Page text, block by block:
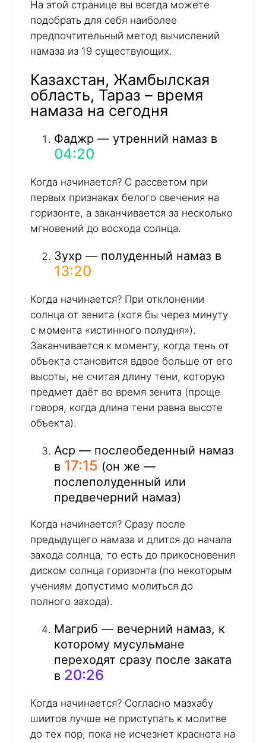
На этой странице вы всегда можете
подобрать для себя наиболее
предпочтительный метод вычислений
намаза из 19 существующих.
Казахстан, Жамбылская
область, Тараз – время
намаза на сегодня
Фаджр — утренний намаз в
04:20
Когда начинается? С рассветом при
первых признаках белого свечения на
горизонте, а заканчивается за несколько
мгновений до восхода солнца.
Зухр — полуденный намаз в
13:20
Когда начинается? При отклонении
солнца от зенита (хотя бы через минуту
с момента «истинного полудня»).
Заканчивается к моменту, когда тень от
объекта становится вдвое больше от его
высоты, не считая длину тени, которую
предмет даёт во время зенита (проще
говоря, когда длина тени равна высоте
объекта).
Аср — послеобеденный намаз
в 17:15 (он же —
послеполуденный или
предвечерний намаз)
Когда начинается? Сразу после
предыдущего намаза и длится до начала
захода солнца, то есть до прикосновения
диском солнца горизонта (по некоторым
учениям допустимо молиться до
полного захода).
Магриб — вечерний намаз, к
которому мусульмане
переходят сразу после заката
в 20:26
Когда начинается? Согласно мазхабу
шиитов лучше не приступать к молитве
до тех пор, пока не исчезнет краснота на